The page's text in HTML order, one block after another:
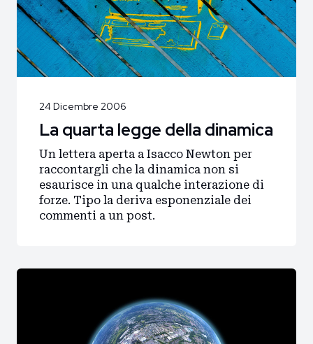
24 Dicembre 2006
La quarta legge della dinamica
Un lettera aperta a Isacco Newton per
raccontargli che la dinamica non si
esaurisce in una qualche interazione di
forze. Tipo la deriva esponenziale dei
commenti a un post.